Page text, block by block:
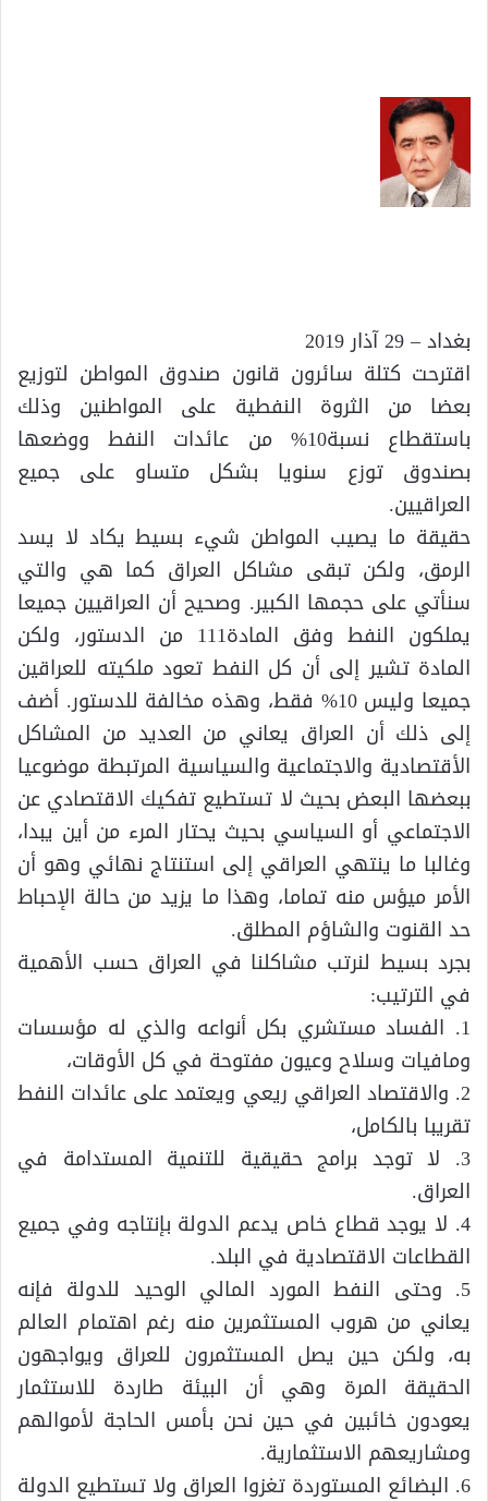
بغداد – 29 آذار 2019
اقترحت كتلة سائرون قانون صندوق المواطن لتوزيع
بعضا من الثروة النفطية على المواطنين وذلك
باستقطاع نسبة10% من عائدات النفط ووضعها
بصندوق توزع سنويا بشكل متساو على جميع
العراقيين.
حقيقة ما يصيب المواطن شيء بسيط يكاد لا يسد
الرمق، ولكن تبقى مشاكل العراق كما هي والتي
سنأتي على حجمها الكبير. وصحيح أن العراقيين جميعا
يملكون النفط وفق المادة111 من الدستور، ولكن
المادة تشير إلى أن كل النفط تعود ملكيته للعراقين
جميعا وليس 10% فقط، وهذه مخالفة للدستور. أضف
إلى ذلك أن العراق يعاني من العديد من المشاكل
الأقتصادية والاجتماعية والسياسية المرتبطة موضوعيا
ببعضها البعض بحيث لا تستطيع تفكيك الاقتصادي عن
الاجتماعي أو السياسي بحيث يحتار المرء من أين يبدا،
وغالبا ما ينتهي العراقي إلى استنتاج نهائي وهو أن
الأمر ميؤس منه تماما، وهذا ما يزيد من حالة الإحباط
حد القنوت والشاؤم المطلق.
بجرد بسيط لنرتب مشاكلنا في العراق حسب الأهمية
في الترتيب:
1. الفساد مستشري بكل أنواعه والذي له مؤسسات
ومافيات وسلاح وعيون مفتوحة في كل الأوقات،
2. والاقتصاد العراقي ريعي ويعتمد على عائدات النفط
تقريبا بالكامل،
3. لا توجد برامج حقيقية للتنمية المستدامة في
العراق.
4. لا يوجد قطاع خاص يدعم الدولة بإنتاجه وفي جميع
القطاعات الاقتصادية في البلد.
5. وحتى النفط المورد المالي الوحيد للدولة فإنه
يعاني من هروب المستثمرين منه رغم اهتمام العالم
به، ولكن حين يصل المستثمرون للعراق ويواجهون
الحقيقة المرة وهي أن البيئة طاردة للاستثمار
يعودون خائبين في حين نحن بأمس الحاجة لأموالهم
ومشاريعهم الاستثمارية.
6. البضائع المستوردة تغزوا العراق ولا تستطيع الدولة